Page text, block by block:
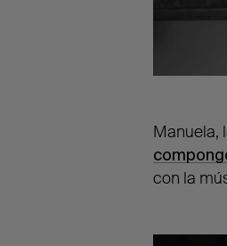
Manuela,
con la